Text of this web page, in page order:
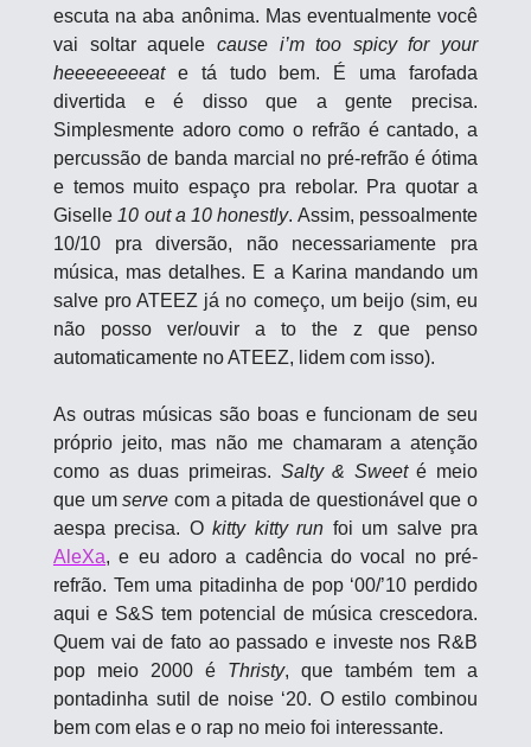
escuta na aba anônima. Mas eventualmente você
vai soltar aquele cause i’m too spicy for your
heeeeeeeeat e tá tudo bem. É uma farofada
divertida e é disso que a gente precisa.
Simplesmente adoro como o refrão é cantado, a
percussão de banda marcial no pré-refrão é ótima
e temos muito espaço pra rebolar. Pra quotar a
Giselle 10 out a 10 honestly. Assim, pessoalmente
10/10 pra diversão, não necessariamente pra
música, mas detalhes. E a Karina mandando um
salve pro ATEEZ já no começo, um beijo (sim, eu
não posso ver/ouvir a to the z que penso
automaticamente no ATEEZ, lidem com isso).
As outras músicas são boas e funcionam de seu
próprio jeito, mas não me chamaram a atenção
como as duas primeiras. Salty & Sweet é meio
que um serve com a pitada de questionável que o
aespa precisa. O kitty kitty run
AleXa, e eu adoro a cadência do vocal no pré-
refrão. Tem uma pitadinha de pop ‘00/’10 perdido
aqui e S&S tem potencial de música crescedora.
Quem vai de fato ao passado e investe nos R&B
pop meio 2000 é Thristy, que também tem a
pontadinha sutil de noise ‘20. O estilo combinou
bem com elas e o rap no meio foi interessante.